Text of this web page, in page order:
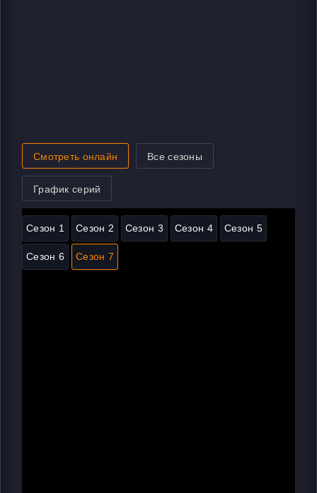
Смотреть онлайн Все сезоны
График серий
Сезон 1 Сезон 2 Сезон 3 Сезон 4 Сезон 5
Сезон 6 Сезон 7